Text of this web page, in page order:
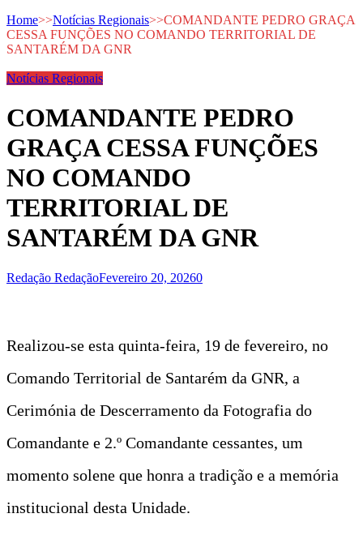
Home>>Notícias Regionais>>COMANDANTE PEDRO GRAÇA
CESSA FUNÇÕES NO COMANDO TERRITORIAL DE
SANTARÉM DA GNR
Notícias Regionais
COMANDANTE PEDRO
GRAÇA CESSA FUNÇÕES
NO COMANDO
TERRITORIAL DE
SANTARÉM DA GNR
Redação RedaçãoFevereiro 20, 20260
Realizou-se esta quinta-feira, 19 de fevereiro, no
Comando Territorial de Santarém da GNR, a
Cerimónia de Descerramento da Fotografia do
Comandante e 2.º Comandante cessantes, um
momento solene que honra a tradição e a memória
institucional desta Unidade.